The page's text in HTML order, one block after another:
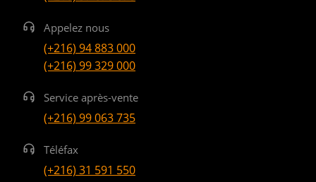
Appelez nous
(+216) 94 883 000
(+216) 99 329 000
Service après-vente
(+216) 99 063 735
Téléfax
(+216) 31 591 550